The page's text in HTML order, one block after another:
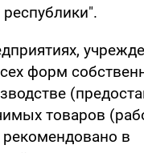
форм
товаров
в